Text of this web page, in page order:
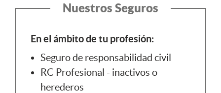
Nuestros Seguros
En el ámbito de tu profesión:
Seguro de responsabilidad civil
RC Profesional - inactivos o
herederos